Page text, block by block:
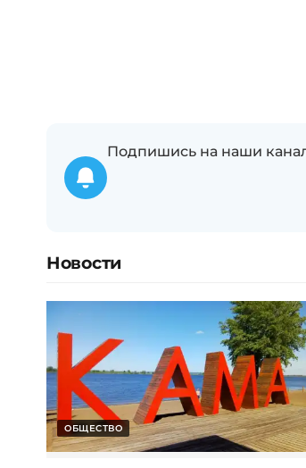
Подпишись на наши
Новости
ОБЩЕСТВО